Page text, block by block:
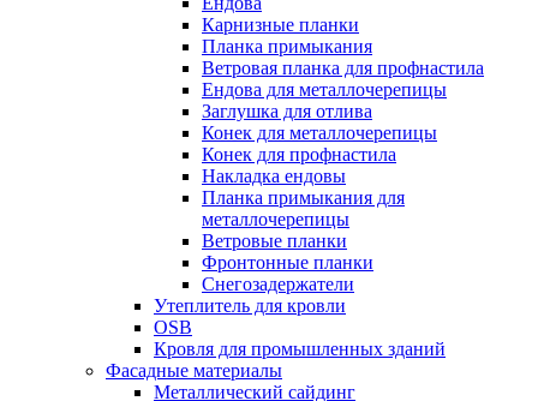
Карнизные планки
Планка примыкания
Ветровая планка для профнастила
Ендова для металлочерепицы
Заглушка для отлива
Конек для металлочерепицы
Конек для профнастила
Накладка ендовы
Планка примыкания для
металлочерепицы
Ветровые планки
Фронтонные планки
Снегозадержатели
Утеплитель для кровли
OSB
Кровля для промышленных зданий
Фасадные материалы
Металлический сайдинг